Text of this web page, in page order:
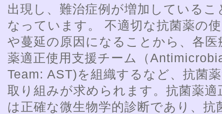
出現し、難治症例が増加している
なっています。 不適切な抗菌薬の
や蔓延の原因になることから、各
薬適正使用支援チーム（
Team: AST)を組織するなど、抗菌
取り組みが求められます。抗菌薬
は正確な微生物学的診断であり、抗